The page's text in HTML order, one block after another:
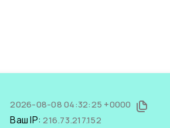
2026-08-08 04:32:25 +0000
Ваш IP:216.73.217.152